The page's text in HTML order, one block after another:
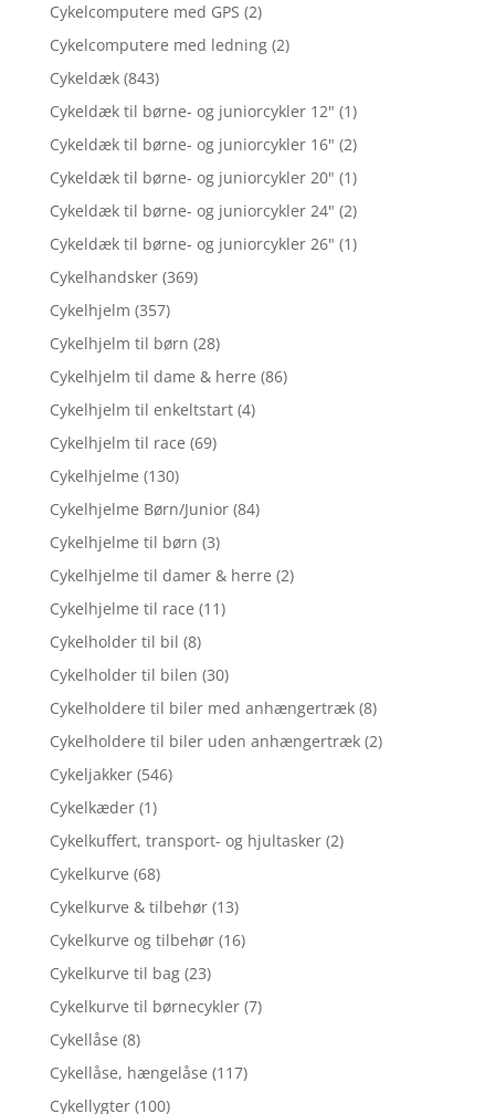
Cykelcomputere med GPS (2)
Cykelcomputere med ledning (2)
Cykeldæk (843)
Cykeldæk til børne- og juniorcykler 12" (1)
Cykeldæk til børne- og juniorcykler 16" (2)
Cykeldæk til børne- og juniorcykler 20" (1)
Cykeldæk til børne- og juniorcykler 24" (2)
Cykeldæk til børne- og juniorcykler 26" (1)
Cykelhandsker (369)
Cykelhjelm (357)
Cykelhjelm til børn (28)
Cykelhjelm til dame & herre (86)
Cykelhjelm til enkeltstart (4)
Cykelhjelm til race (69)
Cykelhjelme (130)
Cykelhjelme Børn/Junior (84)
Cykelhjelme til børn (3)
Cykelhjelme til damer & herre (2)
Cykelhjelme til race (11)
Cykelholder til bil (8)
Cykelholder til bilen (30)
Cykelholdere til biler med anhængertræk (8)
Cykelholdere til biler uden anhængertræk (2)
Cykeljakker (546)
Cykelkæder (1)
Cykelkuffert, transport- og hjultasker (2)
Cykelkurve (68)
Cykelkurve & tilbehør (13)
Cykelkurve og tilbehør (16)
Cykelkurve til bag (23)
Cykelkurve til børnecykler (7)
Cykellåse (8)
Cykellåse, hængelåse (117)
Cykellygter (100)